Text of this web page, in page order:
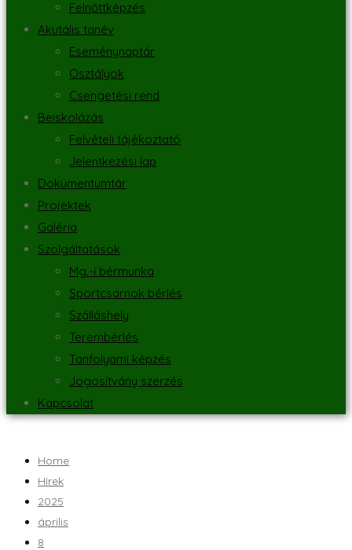
Felnőttképzés
Akutális tanév
Eseménynaptár
Osztályok
Csengetési rend
Beiskolázás
Felvételi tájékoztató
Jelentkezési lap
Dokumentumtár
Projektek
Galéria
Szolgáltatások
Mg.-i bérmunka
Sportcsarnok bérlés
Szálláshely
Terembérlés
Tanfolyami képzés
Jogosítvány szerzés
Kapcsolat
Home
Hírek
2025
április
8